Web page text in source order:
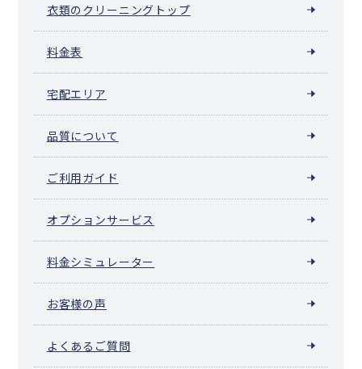
衣類のクリーニングトップ
料金表
宅配エリア
品質について
ご利用ガイド
オプションサービス
料金シミュレーター
お客様の声
よくあるご質問